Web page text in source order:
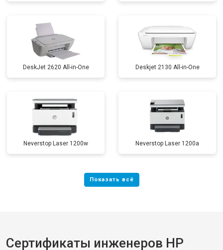
DeskJet 2620 All-in-One Deskjet 2130 All-in-One
Neverstop Laser 1200w Neverstop Laser 1200a
Сертификаты инженеров HP